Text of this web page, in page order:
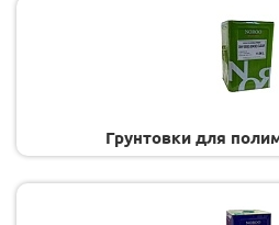
Грунтовки для